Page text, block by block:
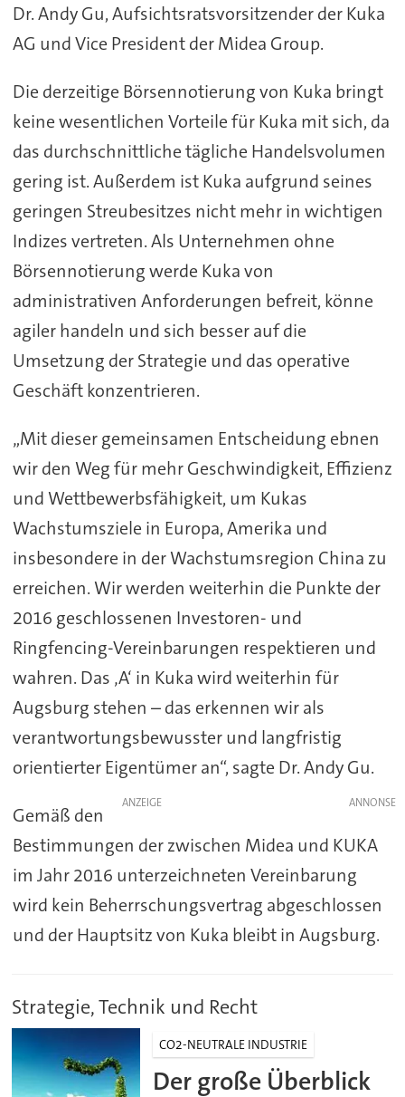
Dr. Andy Gu, Aufsichtsratsvorsitzender der Kuka
AG und Vice President der Midea Group.
Die derzeitige Börsennotierung von Kuka bringt
keine wesentlichen Vorteile für Kuka mit sich, da
das durchschnittliche tägliche Handelsvolumen
gering ist. Außerdem ist Kuka aufgrund seines
geringen Streubesitzes nicht mehr in wichtigen
Indizes vertreten. Als Unternehmen ohne
Börsennotierung werde Kuka von
administrativen Anforderungen befreit, könne
agiler handeln und sich besser auf die
Umsetzung der Strategie und das operative
Geschäft konzentrieren.
„Mit dieser gemeinsamen Entscheidung ebnen
wir den Weg für mehr Geschwindigkeit, Effizienz
und Wettbewerbsfähigkeit, um Kukas
Wachstumsziele in Europa, Amerika und
insbesondere in der Wachstumsregion China zu
erreichen. Wir werden weiterhin die Punkte der
2016 geschlossenen Investoren- und
Ringfencing-Vereinbarungen respektieren und
wahren. Das ‚A‘ in Kuka wird weiterhin für
Augsburg stehen – das erkennen wir als
verantwortungsbewusster und langfristig
orientierter Eigentümer an“, sagte Dr. Andy Gu.
ANZEIGE
Gemäß den
Bestimmungen der zwischen Midea und KUKA
im Jahr 2016 unterzeichneten Vereinbarung
wird kein Beherrschungsvertrag abgeschlossen
und der Hauptsitz von Kuka bleibt in Augsburg.
Strategie, Technik und Recht
CO2-NEUTRALE INDUSTRIE
Der große Überblick